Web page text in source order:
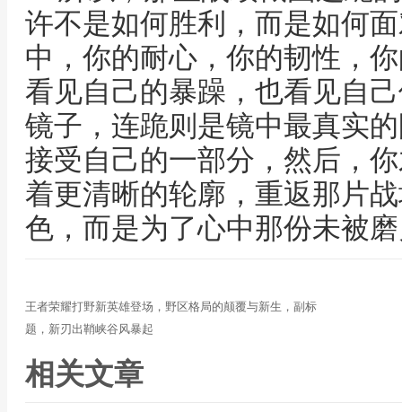
许不是如何胜利，而是如何
中，你的耐心，你的韧性，
看见自己的暴躁，也看见自
镜子，连跪则是镜中最真实
接受自己的一部分，然后，
着更清晰的轮廓，重返那片
色，而是为了心中那份未被
王者荣耀打野新英雄登场，野区格局的颠覆与新生，副标
题，新刃出鞘峡谷风暴起
相关文章